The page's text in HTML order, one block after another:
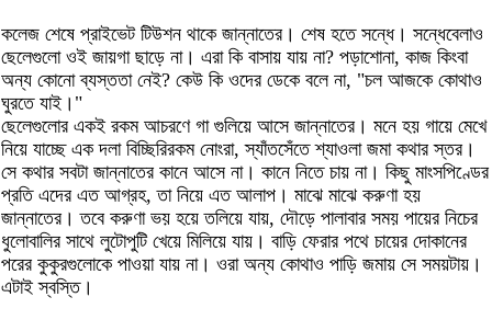
কলেজ শেষে প্রাইভেট টিউশন থাকে জান্নাতের। শেষ হতে সন্ধে। সন্ধেবেলাও
ছেলেগুলো ওই জায়গা ছাড়ে না। এরা কি বাসায় যায় না? পড়াশোনা, কাজ কিংবা
অন্য কোনো ব্যস্ততা নেই? কেউ কি ওদের ডেকে বলে না, "চল আজকে কোথাও
ঘুরতে যাই।"
ছেলেগুলোর একই রকম আচরণে গা গুলিয়ে আসে জান্নাতের। মনে হয় গায়ে মেখে
নিয়ে যাচ্ছে এক দলা বিচ্ছিরিরকম নোংরা, স্যাঁতসেঁতে শ্যাওলা জমা কথার স্তর।
সে কথার সবটা জান্নাতের কানে আসে না। কানে নিতে চায় না। কিছু মাংসপিণ্ডের
প্রতি এদের এত আগ্রহ, তা নিয়ে এত আলাপ। মাঝে মাঝে করুণা হয়
জান্নাতের। তবে করুণা ভয় হয়ে তলিয়ে যায়, দৌড়ে পালাবার সময় পায়ের নিচের
ধুলোবালির সাথে লুটোপুটি খেয়ে মিলিয়ে যায়। বাড়ি ফেরার পথে চায়ের দোকানের
পরের কুকুরগুলোকে পাওয়া যায় না। ওরা অন্য কোথাও পাড়ি জমায় সে সময়টায়।
এটাই স্বস্তি।